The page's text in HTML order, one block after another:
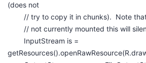
(does not
// try to copy it in chunks). Note that
// not currently mounted this will
InputStream is =